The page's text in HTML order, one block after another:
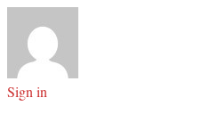
Sign in